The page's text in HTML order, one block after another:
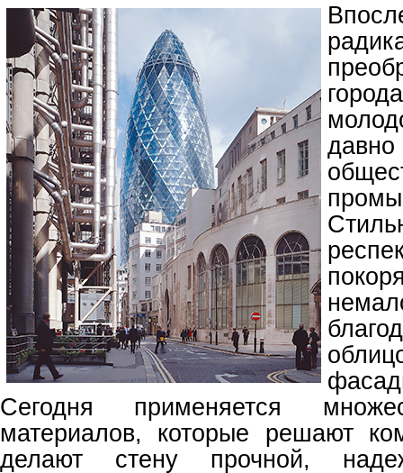
Сегодня применяется
материалов, которые решают
делают стену прочной,